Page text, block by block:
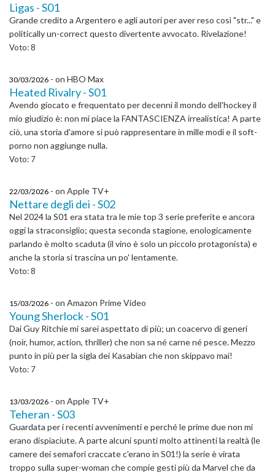
Ligas - S01
Grande credito a Argentero e agli autori per aver reso così "str..." e
politically un-correct questo divertente avvocato. Rivelazione!
Voto: 8
30/03/2026 - on HBO Max
Heated Rivalry - S01
Avendo giocato e frequentato per decenni il mondo dell'hockey il
mio giudizio è: non mi piace la FANTASCIENZA irrealistica! A parte
ciò, una storia d'amore si può rappresentare in mille modi e il soft-
porno non aggiunge nulla.
Voto: 7
22/03/2026 - on Apple TV+
Nettare degli dei - S02
Nel 2024 la S01 era stata tra le mie top 3 serie preferite e ancora
oggi la straconsiglio; questa seconda stagione, enologicamente
parlando è molto scaduta (il vino è solo un piccolo protagonista) e
anche la storia si trascina un po' lentamente.
Voto: 8
15/03/2026 - on Amazon Prime Video
Young Sherlock - S01
Dai Guy Ritchie mi sarei aspettato di più; un coacervo di generi
(noir, humor, action, thriller) che non sa né carne né pesce. Mezzo
punto in più per la sigla dei Kasabian che non skippavo mai!
Voto: 7
13/03/2026 - on Apple TV+
Teheran - S03
Guardata per i recenti avvenimenti e perché le prime due non mi
erano dispiaciute. A parte alcuni spunti molto attinenti la realtà (le
camere dei semafori craccate c'erano in S01!) la serie è virata
troppo sulla super-woman che compie gesti più da Marvel che da